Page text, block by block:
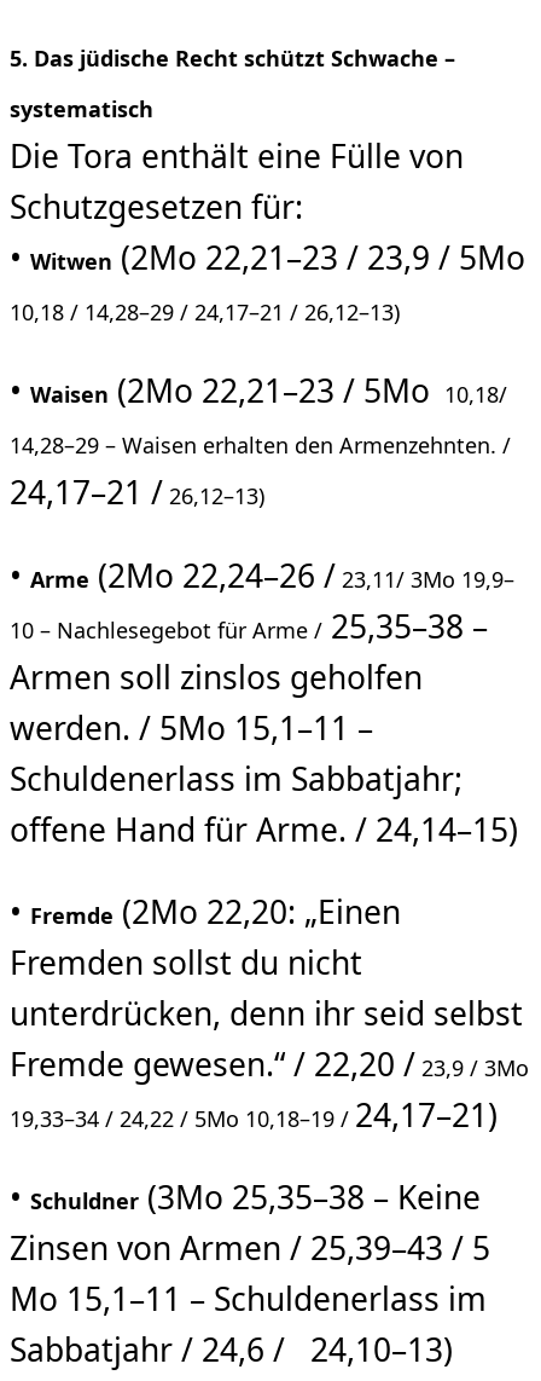
5. Das jüdische Recht schützt Schwache –
systematisch
Die Tora enthält eine Fülle von
Schutzgesetzen für:
• Witwen (2Mo 22,21–23 / 23,9 / 5Mo
10,18 / 14,28–29 / 24,17–21 / 26,12–13)
• Waisen (2Mo 22,21–23 / 5Mo 10,18/
14,28–29 – Waisen erhalten den Armenzehnten. /
24,17–21 / 26,12–13)
• Arme (2Mo 22,24–26 / 23,11/ 3Mo 19,9–
10 – Nachlesegebot für Arme / 25,35–38 –
Armen soll zinslos geholfen
werden. / 5Mo 15,1–11 –
Schuldenerlass im Sabbatjahr;
offene Hand für Arme. / 24,14–15)
• Fremde (2Mo 22,20: „Einen
Fremden sollst du nicht
unterdrücken, denn ihr seid selbst
Fremde gewesen.“ / 22,20 / 23,9 / 3Mo
19,33–34 / 24,22 / 5Mo 10,18–19 / 24,17–21)
• Schuldner (3Mo 25,35–38 – Keine
Zinsen von Armen / 25,39–43 / 5
Mo 15,1–11 – Schuldenerlass im
Sabbatjahr / 24,6 / 24,10–13)